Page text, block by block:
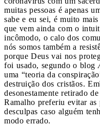
muitas pessoas é apenas
sabe e eu sei, é muito
que vem ainda com o
incômodo, o calo dos
nós somos também a
porque Deus vai nos
foi usado, segundo o blog
uma “teoria da
destruição dos cristãos.
desonestamente retirado
Ramalho preferiu evitar as
desculpas caso alguém
modo errado.